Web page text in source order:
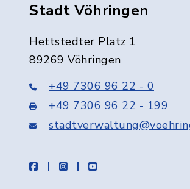
Stadt Vöhringen
Hettstedter Platz 1
89269 Vöhringen
+49 7306 96 22 - 0
+49 7306 96 22 - 199
facebookinstagramyoutube